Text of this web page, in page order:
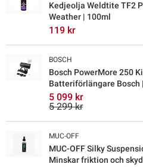
Kedjeolja Weldtite TF2
Weather | 100ml
119 kr
BOSCH
Bosch PowerMore 250
Batteriförlängare Bosch
5 099 kr
5 299 kr
MUC-OFF
MUC-OFF Silky
Minskar friktion och